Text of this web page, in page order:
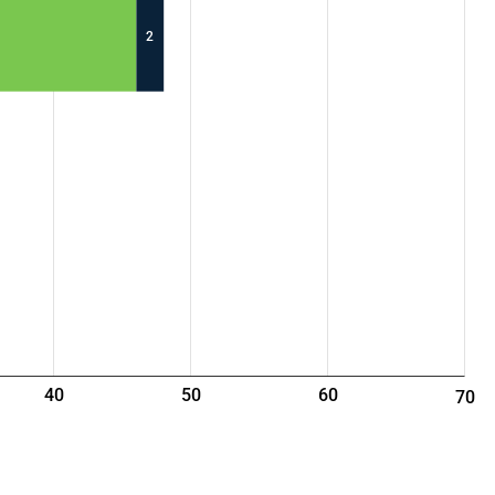
2
40 50 60 70